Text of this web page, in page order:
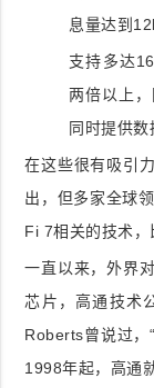
息量达到
支持多达
两倍以上
同时提供数
在这些很有吸引
出，但多家全球
Fi 7相关的技术，
一直以来，外界
芯片，高通技术
Roberts曾说过，
1998年起，高通